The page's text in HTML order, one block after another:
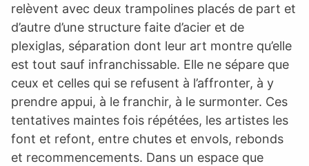
relèvent avec deux trampolines placés de part et
d’autre d’une structure faite d’acier et de
plexiglas, séparation dont leur art montre qu’elle
est tout sauf infranchissable. Elle ne sépare que
ceux et celles qui se refusent à l’affronter, à y
prendre appui, à le franchir, à le surmonter. Ces
tentatives maintes fois répétées, les artistes les
font et refont, entre chutes et envols, rebonds
et recommencements. Dans un espace que